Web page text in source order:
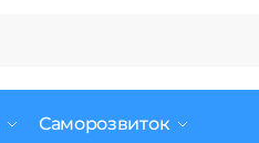
Саморозвиток